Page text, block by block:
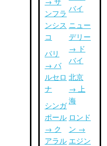
ンフラ
ンシス
コ
パリ
→ バ
ルセロ
ナ
シンガ
ポール
→ ク
アラル
バイ
ニュー
デリー
→ ド
バイ
北京
→ 上
海
ロンド
ン →
エジン